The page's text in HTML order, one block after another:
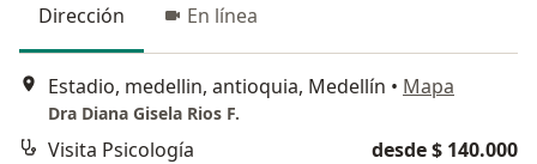
Dirección En línea
Estadio, medellin, antioquia, Medellín • Mapa
Dra Diana Gisela Rios F.
Visita Psicología
desde $ 140.000